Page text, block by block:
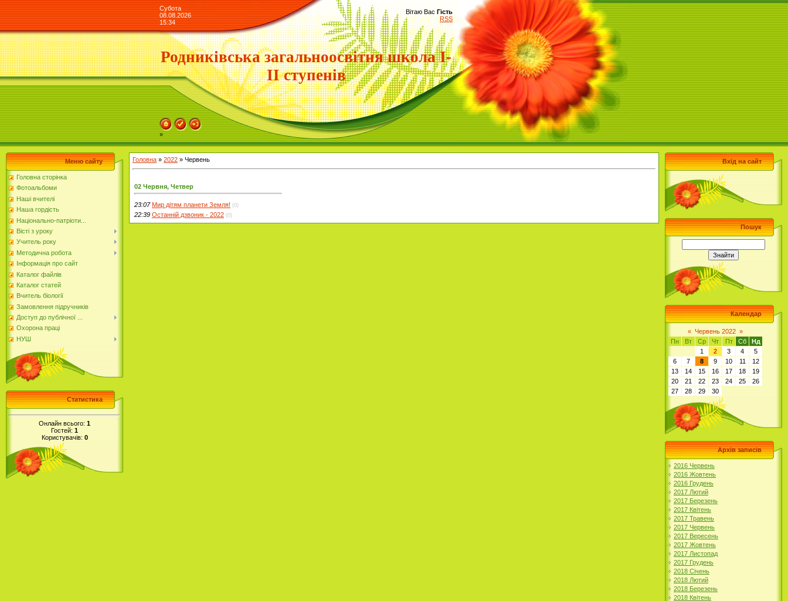
Субота
08.08.2026
15:34
Вітаю Вас Гість
RSS
Родниківська загальноосвітня школа І-
ІІ ступенів
»
Меню сайту
Головна сторінка
Фотоальбоми
Наші вчителі
Наша гордість
Національно-патріоти...
Вісті з уроку
Учитель року
Методична робота
Інформація про сайт
Каталог файлів
Каталог статей
Вчитель біології
Замовлення підручників
Доступ до публічної ...
Охорона праці
НУШ
Статистика
Онлайн всього: 1
Гостей: 1
Користувачів: 0
Головна » 2022 » Червень
02 Червня, Четвер
23:07 Мир дітям планети Земля! (0)
22:39 Останній дзвоник - 2022 (0)
Вхід на сайт
Пошук
Календар
« Червень 2022 »
Пн
Вт Ср Чт Пт Сб
Нд
1
2 3 4
5
6
7 8 9 10 11
12
13
14 15 16 17 18
19
20
21 22 23 24 25
26
27
28 29 30
Архів записів
2016 Червень
2016 Жовтень
2016 Грудень
2017 Лютий
2017 Березень
2017 Квітень
2017 Травень
2017 Червень
2017 Вересень
2017 Жовтень
2017 Листопад
2017 Грудень
2018 Січень
2018 Лютий
2018 Березень
2018 Квітень